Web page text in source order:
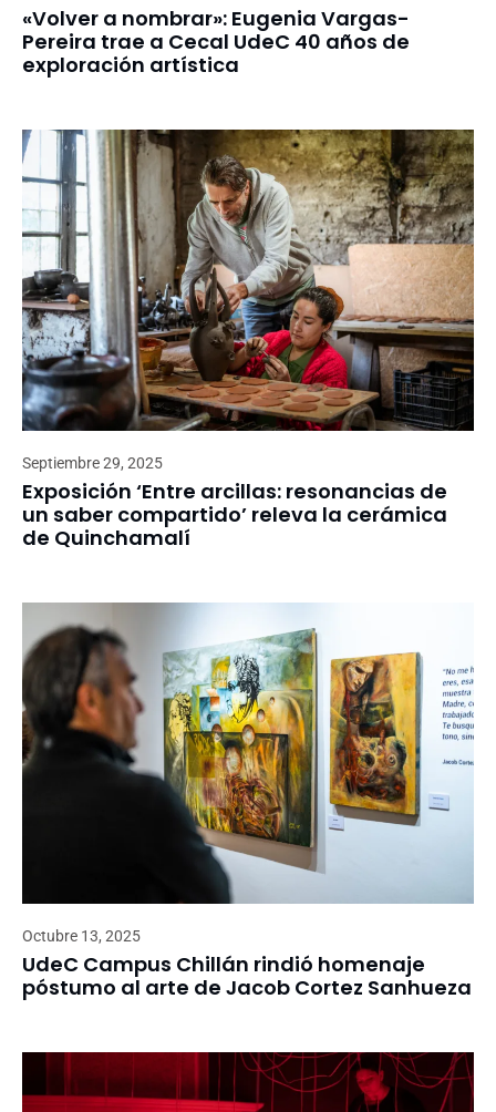
«Volver a nombrar»: Eugenia Vargas-
Pereira trae a Cecal UdeC 40 años de
exploración artística
Septiembre 29, 2025
Exposición ‘Entre arcillas: resonancias de
un saber compartido’ releva la cerámica
de Quinchamalí
Octubre 13, 2025
UdeC Campus Chillán rindió homenaje
póstumo al arte de Jacob Cortez Sanhueza